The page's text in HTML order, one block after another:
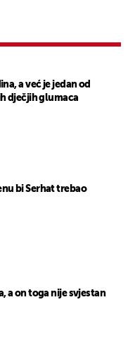
a već je jedan od
dječjih glumaca
bi Serhat trebao
a on toga nije svjestan